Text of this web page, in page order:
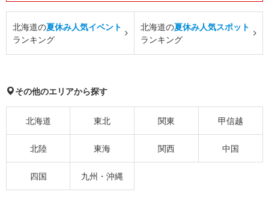
北海道の夏休み人気イベント
ランキング
北海道の夏休み人気スポット
ランキング
その他のエリアから探す
北海道 東北 関東 甲信越
北陸 東海 関西 中国
四国 九州・沖縄